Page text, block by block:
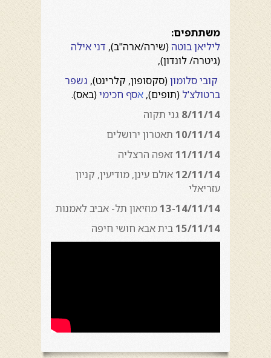
משתתפים:
ליליאן בוטה(שירה/ארה"ב), דני אילה
(גיטרה/ לונדון),
קובי סלומון(סקסופון, קלרינט), גשפר
ברטולצ'ל (תופים), אסף חכימי(באס).
8/11/14 גני תקוה
10/11/14 תאטרון ירושלים
11/11/14זאפה הרצליה
12/11/14אולם עינן, מודיעין, קניון
עזריאלי
13-14/11/14מוזיאון תל- אביב לאמנות
15/11/14בית אבא חושי חיפה